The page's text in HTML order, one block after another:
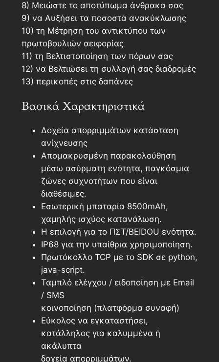
8) Μειώστε το αποτύπωμα άνθρακα σας
9) να Αυξήσει τα ποσοστά ανακύκλωσης
10) τη Μέτρηση του αντικτύπου των
πρωτοβουλιών αειφορίας
11) τη Βελτιστοποίηση των πόρων σας
12) να Βελτιώσει τη συλλογή σας διαδρομές
13) περικοπές στις δαπάνες
Βασικά Χαρακτηριστικά
Δοχεία απορριμμάτων κατάσταση
ανίχνευσης
Απομακρυσμένη παρακολούθηση
μέσω ασύρματη ενότητα, παγκόσμια
ζώνες συχνοτήτων που είναι
διαθέσιμες.
Εσωτερική μπαταρία 8500mAh,
χαμηλής ισχύος κατανάλωση.
Η επιλογή για το ΠΣΤ/BEIDOU ενότητα.
IP68 για την υπαίθρια χρησιμοποίηση.
Πρωτόκολλο TCP με το SDK σε python,
java-script.
Ταμπλό ελέγχου / ειδοποίηση με Email
/ SMS
κοινοποίηση (πλατφόρμα συναφή)
Εύκολος να εγκαταστήσει,
κατάλληλος για καλυμμένα ή
ακάλυπτα
δοχεία απορριμμάτων.